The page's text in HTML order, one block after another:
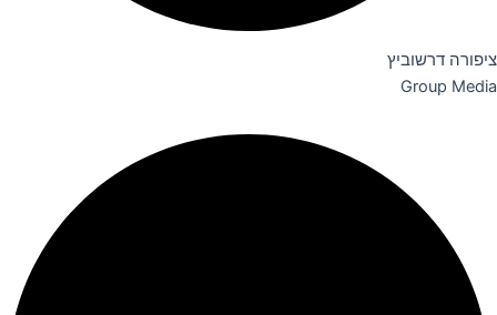
ציפורה דרשוביץ
Group Media